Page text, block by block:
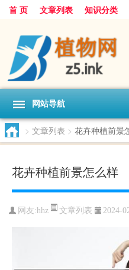
首 页 文章列表 知识分类
网站导航
> 文章列表 > 花卉种植前景
花卉种植前景怎么样
网友:hhz 文章列表 2024-